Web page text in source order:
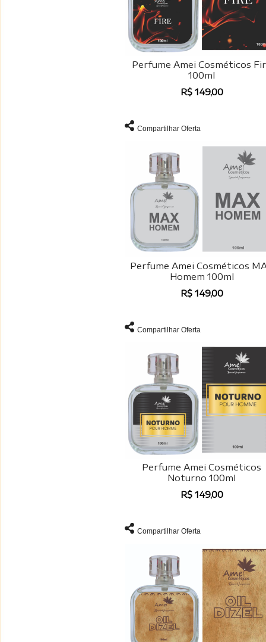
Perfume Amei Cosméticos
100ml
R$ 149,00
Compartilhar Oferta
Perfume Amei Cosméticos
Homem 100ml
R$ 149,00
Compartilhar Oferta
Perfume Amei Cosméticos
Noturno 100ml
R$ 149,00
Compartilhar Oferta